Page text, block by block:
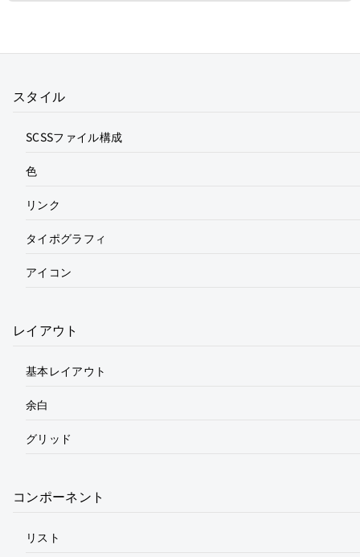
スタイル
SCSSファイル構成
色
リンク
タイポグラフィ
アイコン
レイアウト
基本レイアウト
余白
グリッド
コンポーネント
リスト